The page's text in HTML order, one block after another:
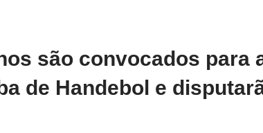
são convocados para
de Handebol e